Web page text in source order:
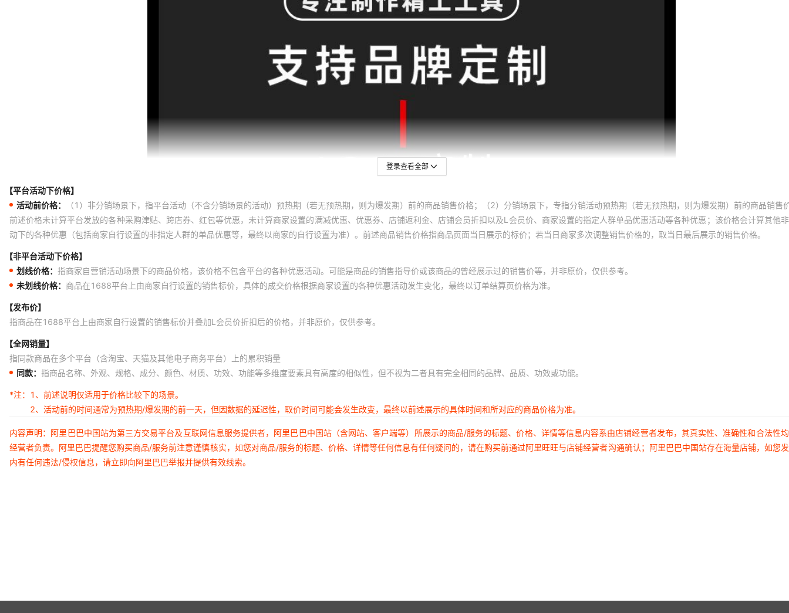
登录查看全部
【平台活动下价格】
活动前价格：
（1）非分销场景下，指平台活动（不含分销场景的活动）预热期（若无预热期，则为爆发期）前的商品销售价格；（2）分销场景下，专指分销活动预热期（若无预热期，则为爆发期）前的商品销售
前述价格未计算平台发放的各种采购津贴、跨店券、红包等优惠，未计算商家设置的满减优惠、优惠券、店铺返利金、店铺会员折扣以及L会员价、商家设置的指定人群单品优惠活动等各种优惠；该价格会计算其他
动下的各种优惠（包括商家自行设置的非指定人群的单品优惠等，最终以商家的自行设置为准）。前述商品销售价格指商品页面当日展示的标价；若当日商家多次调整销售价格的，取当日最后展示的销售价格。
【非平台活动下价格】
划线价格： 指商家自营销活动场景下的商品价格，该价格不包含平台的各种优惠活动。可能是商品的销售指导价或该商品的曾经展示过的销售价等，并非原价，仅供参考。
未划线价格： 商品在1688平台上由商家自行设置的销售标价，具体的成交价格根据商家设置的各种优惠活动发生变化，最终以订单结算页价格为准。
【发布价】
指商品在1688平台上由商家自行设置的销售标价并叠加L会员价折扣后的价格，并非原价，仅供参考。
【全网销量】
指同款商品在多个平台（含淘宝、天猫及其他电子商务平台）上的累积销量
同款： 指商品名称、外观、规格、成分、颜色、材质、功效、功能等多维度要素具有高度的相似性，但不视为二者具有完全相同的品牌、品质、功效或功能。
*注：
1、前述说明仅适用于价格比较下的场景。
2、活动前的时间通常为预热期/爆发期的前一天，但因数据的延迟性，取价时间可能会发生改变，最终以前述展示的具体时间和所对应的商品价格为准。
内容声明：阿里巴巴中国站为第三方交易平台及互联网信息服务提供者，阿里巴巴中国站（含网站、客户端等）所展示的商品/服务的标题、价格、详情等信息内容系由店铺经营者发布，其真实性、准确性和合法性
经营者负责。阿里巴巴提醒您购买商品/服务前注意谨慎核实，如您对商品/服务的标题、价格、详情等任何信息有任何疑问的，请在购买前通过阿里旺旺与店铺经营者沟通确认；阿里巴巴中国站存在海量店铺，如您
内有任何违法/侵权信息，请立即向阿里巴巴举报并提供有效线索。